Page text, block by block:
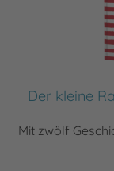
Der kleine
Mit zwölf